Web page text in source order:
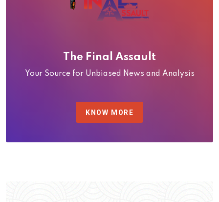
The Final Assault
Your Source for Unbiased News and Analysis
KNOW MORE